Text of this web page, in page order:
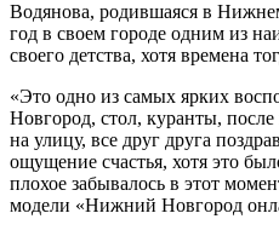
Водянова, родившаяся в
год в своем городе одним из
своего детства, хотя времена
«Это одно из самых ярких
Новгород, стол, куранты,
на улицу, все друг друга
ощущение счастья, хотя это
плохое забывалось в этот
модели «Нижний Новгород